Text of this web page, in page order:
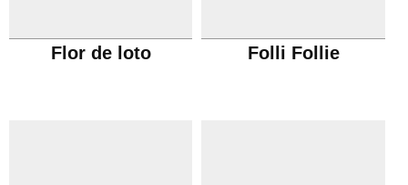
Flor de loto Folli Follie